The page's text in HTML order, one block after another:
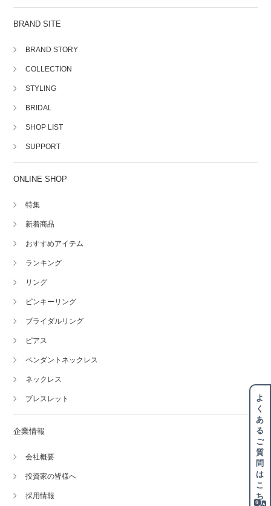
よ
く
あ
る
ご
質
問
は
こ
ち
BRAND SITE
BRAND STORY
COLLECTION
STYLING
BRIDAL
SHOP LIST
SUPPORT
ONLINE SHOP
特集
新着商品
おすすめアイテム
ランキング
リング
ピンキーリング
ブライダルリング
ピアス
ペンダントネックレス
ネックレス
ブレスレット
企業情報
会社概要
投資家の皆様へ
採用情報